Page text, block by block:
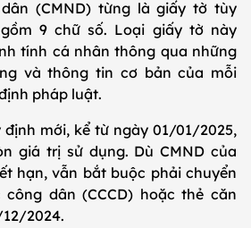
(CMND) từng là giấy tờ tùy
9 chữ số. Loại giấy tờ này
tính cá nhân thông qua những
và thông tin cơ bản của mỗi
pháp luật.
định mới, kể từ ngày 01/01/2025,
giá trị sử dụng. Dù CMND của
hạn, vẫn bắt buộc phải chuyển
dân (CCCD) hoặc thẻ căn
2024.